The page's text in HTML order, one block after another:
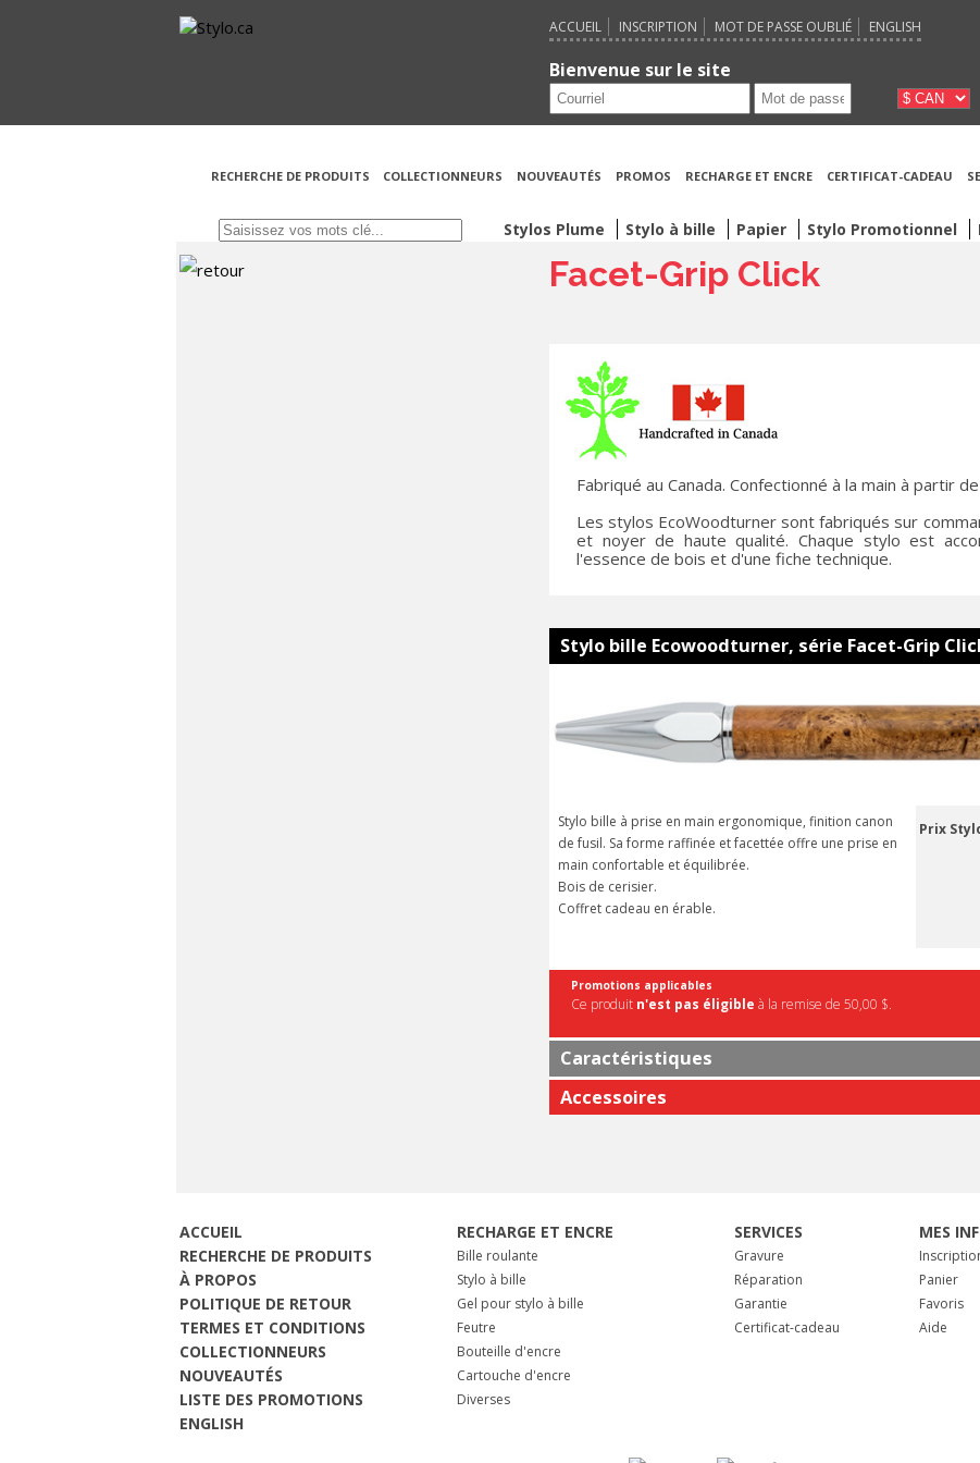
ACCUEIL INSCRIPTION MOT DE PASSE OUBLIÉ ENGLISH
Bienvenue sur le site
RECHERCHE DE PRODUITS COLLECTIONNEURS NOUVEAUTÉS PROMOS RECHARGE ET ENCRE CERTIFICAT-CADEAU
Stylos Plume Stylo à bille Papier Stylo Promotionnel
Facet-Grip Click
Fabriqué au Canada. Confectionné à la main à partir
Les stylos EcoWoodturner sont fabriqués sur
et noyer de haute qualité. Chaque stylo est
l'essence de bois et d'une fiche technique.
Stylo bille Ecowoodturner, série Facet-Grip
Stylo bille à prise en main ergonomique, finition canon
de fusil. Sa forme raffinée et facettée offre une prise en
main confortable et équilibrée.
Bois de cerisier.
Coffret cadeau en érable.
Prix
Promotions applicables
Ce produit n'est pas éligible à la remise de 50,00 $.
Caractéristiques
Accessoires
ACCUEIL
RECHERCHE DE PRODUITS
À PROPOS
POLITIQUE DE RETOUR
TERMES ET CONDITIONS
COLLECTIONNEURS
NOUVEAUTÉS
LISTE DES PROMOTIONS
ENGLISH
RECHARGE ET ENCRE
Bille roulante
Stylo à bille
Gel pour stylo à bille
Feutre
Bouteille d'encre
Cartouche d'encre
Diverses
SERVICES
Gravure
Réparation
Garantie
Certificat-cadeau
MES
Panier
Favoris
Aide